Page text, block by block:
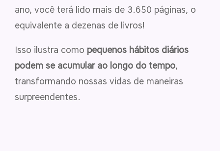
ano, você terá lido mais de 3.650 páginas, o
equivalente a dezenas de livros!
Isso ilustra como pequenos hábitos diários
podem se acumular ao longo do tempo,
transformando nossas vidas de maneiras
surpreendentes.